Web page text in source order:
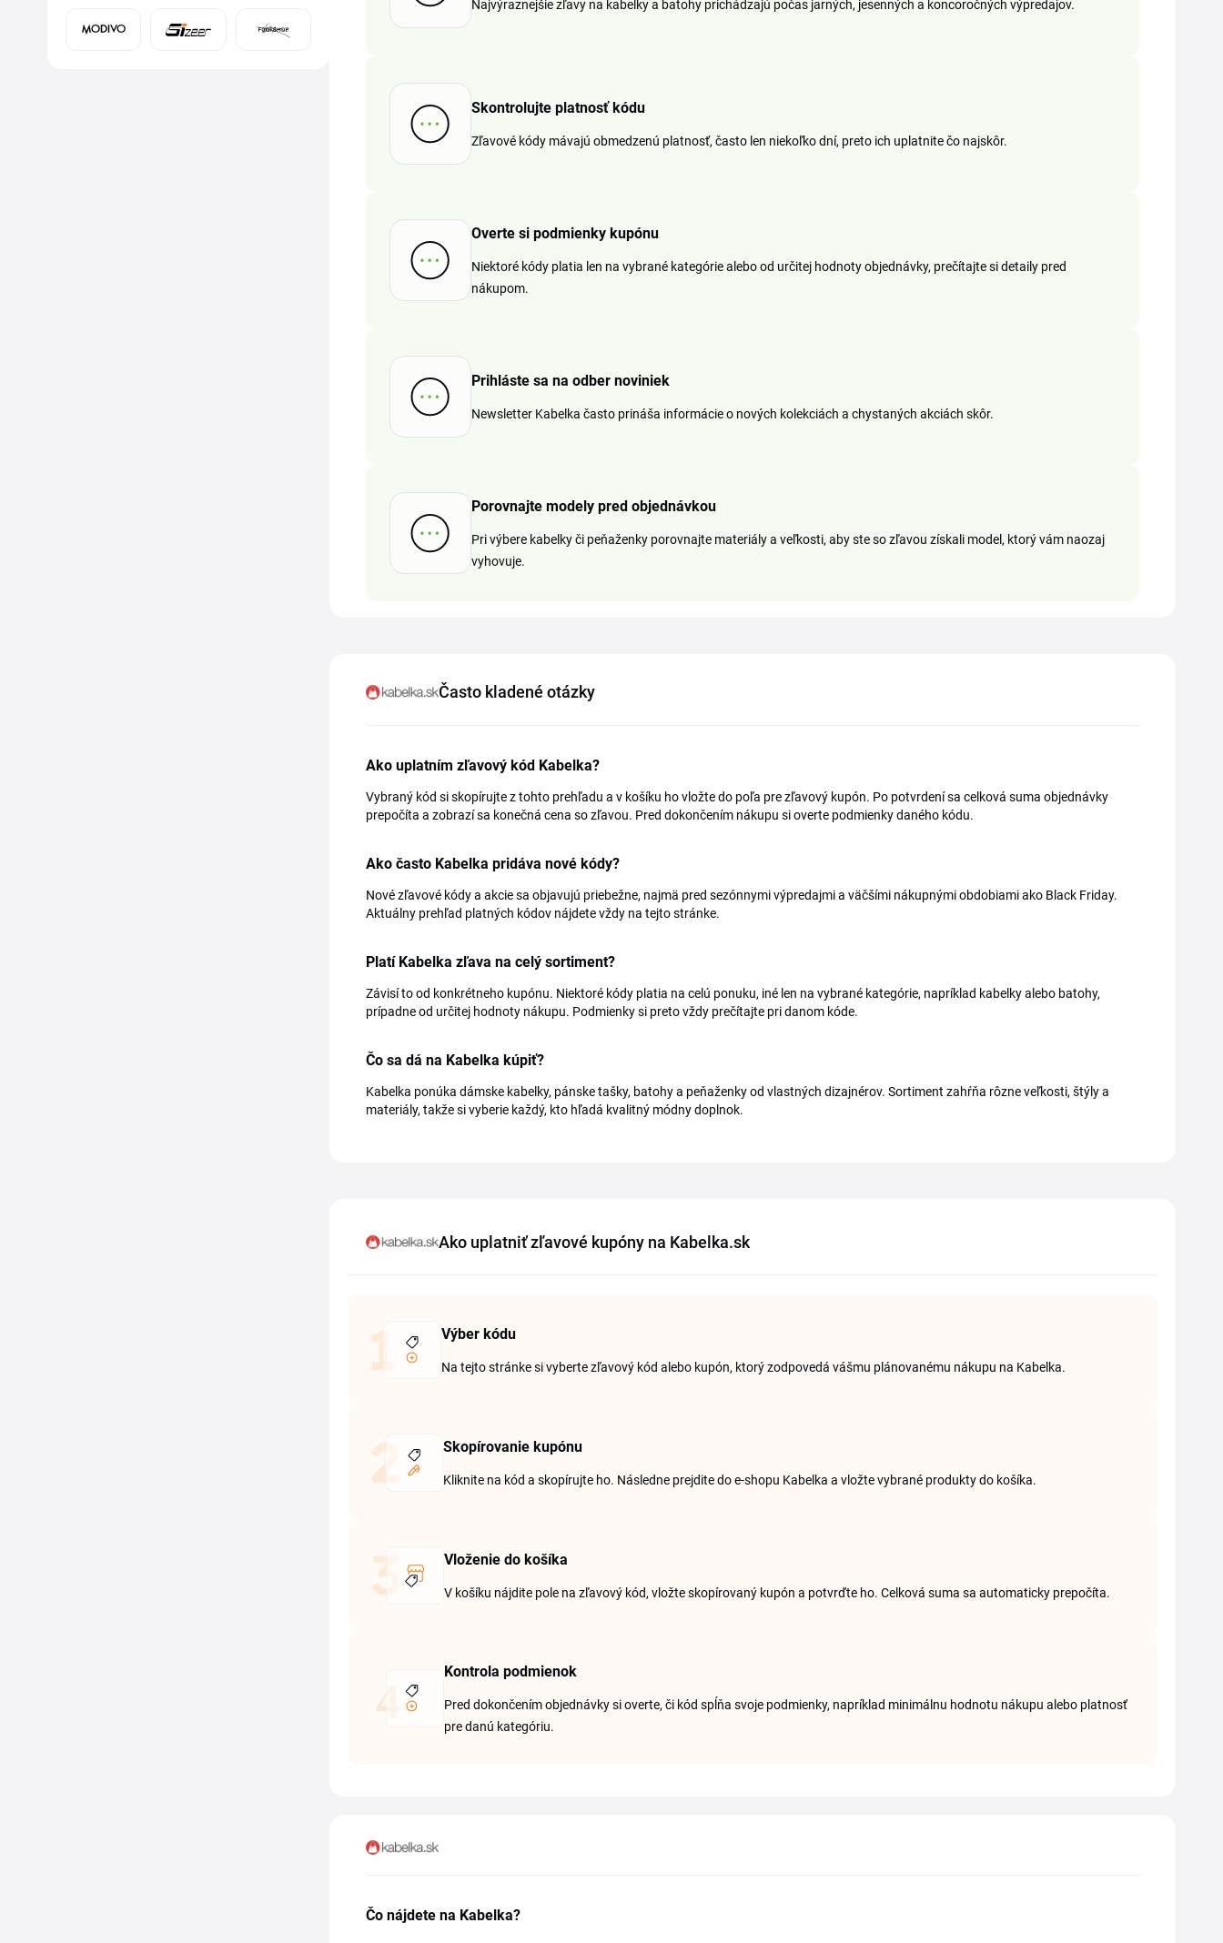
Najvýraznejšie zľavy na kabelky a batohy prichádzajú počas jarných, jesenných a koncoročných výpredajov.
Skontrolujte platnosť kódu
Zľavové kódy mávajú obmedzenú platnosť, často len niekoľko dní, preto ich uplatnite čo najskôr.
Overte si podmienky kupónu
Niektoré kódy platia len na vybrané kategórie alebo od určitej hodnoty objednávky, prečítajte si detaily pred
nákupom.
Prihláste sa na odber noviniek
Newsletter Kabelka často prináša informácie o nových kolekciách a chystaných akciách skôr.
Porovnajte modely pred objednávkou
Pri výbere kabelky či peňaženky porovnajte materiály a veľkosti, aby ste so zľavou získali model, ktorý vám naozaj
vyhovuje.
Často kladené otázky
Ako uplatním zľavový kód Kabelka?
Vybraný kód si skopírujte z tohto prehľadu a v košíku ho vložte do poľa pre zľavový kupón. Po potvrdení sa celková suma objednávky
prepočíta a zobrazí sa konečná cena so zľavou. Pred dokončením nákupu si overte podmienky daného kódu.
Ako často Kabelka pridáva nové kódy?
Nové zľavové kódy a akcie sa objavujú priebežne, najmä pred sezónnymi výpredajmi a väčšími nákupnými obdobiami ako Black Friday.
Aktuálny prehľad platných kódov nájdete vždy na tejto stránke.
Platí Kabelka zľava na celý sortiment?
Závisí to od konkrétneho kupónu. Niektoré kódy platia na celú ponuku, iné len na vybrané kategórie, napríklad kabelky alebo batohy,
prípadne od určitej hodnoty nákupu. Podmienky si preto vždy prečítajte pri danom kóde.
Čo sa dá na Kabelka kúpiť?
Kabelka ponúka dámske kabelky, pánske tašky, batohy a peňaženky od vlastných dizajnérov. Sortiment zahŕňa rôzne veľkosti, štýly a
materiály, takže si vyberie každý, kto hľadá kvalitný módny doplnok.
Ako uplatniť zľavové kupóny na Kabelka.sk
Výber kódu
Na tejto stránke si vyberte zľavový kód alebo kupón, ktorý zodpovedá vášmu plánovanému nákupu na Kabelka.
Skopírovanie kupónu
Kliknite na kód a skopírujte ho. Následne prejdite do e-shopu Kabelka a vložte vybrané produkty do košíka.
Vloženie do košíka
V košíku nájdite pole na zľavový kód, vložte skopírovaný kupón a potvrďte ho. Celková suma sa automaticky prepočíta.
Kontrola podmienok
Pred dokončením objednávky si overte, či kód spĺňa svoje podmienky, napríklad minimálnu hodnotu nákupu alebo platnosť
pre danú kategóriu.
Čo nájdete na Kabelka?